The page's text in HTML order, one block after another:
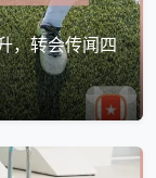
，转会传闻四